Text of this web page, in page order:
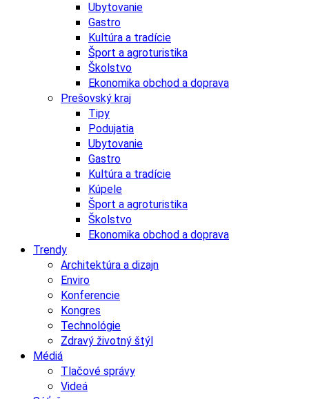
Ubytovanie
Gastro
Kultúra a tradície
Šport a agroturistika
Školstvo
Ekonomika obchod a doprava
Prešovský kraj
Tipy
Podujatia
Ubytovanie
Gastro
Kultúra a tradície
Kúpele
Šport a agroturistika
Školstvo
Ekonomika obchod a doprava
Trendy
Architektúra a dizajn
Enviro
Konferencie
Kongres
Technológie
Zdravý životný štýl
Médiá
Tlačové správy
Videá